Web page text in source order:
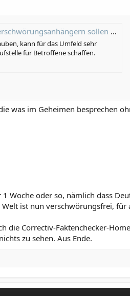
sollen mehr Hilfe erhalten
kann für das Umfeld sehr
für Betroffene schaffen.
was im Geheimen besprechen
Woche oder so, nämlich dass
ist nun verschwörungsfrei, für
die Correctiv-Faktenchecker-
zu sehen. Aus Ende.